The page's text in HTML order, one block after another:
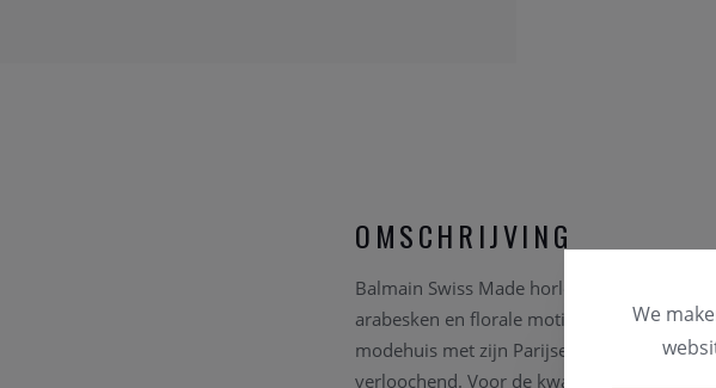
OMSCHRIJVING
Balmain Swiss Made horloges stralen luxe
arabesken en florale motieven geven
modehuis met zijn Parijse roots vernieuwt
verloochend. Voor de kwaliteit van het
We